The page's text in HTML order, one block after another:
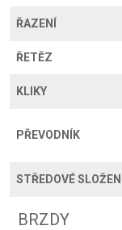
ŘAZENÍ
ŘETĚZ
KLIKY
PŘEVODNÍK
STŘEDOVÉ SLOŽENÍ
BRZDY